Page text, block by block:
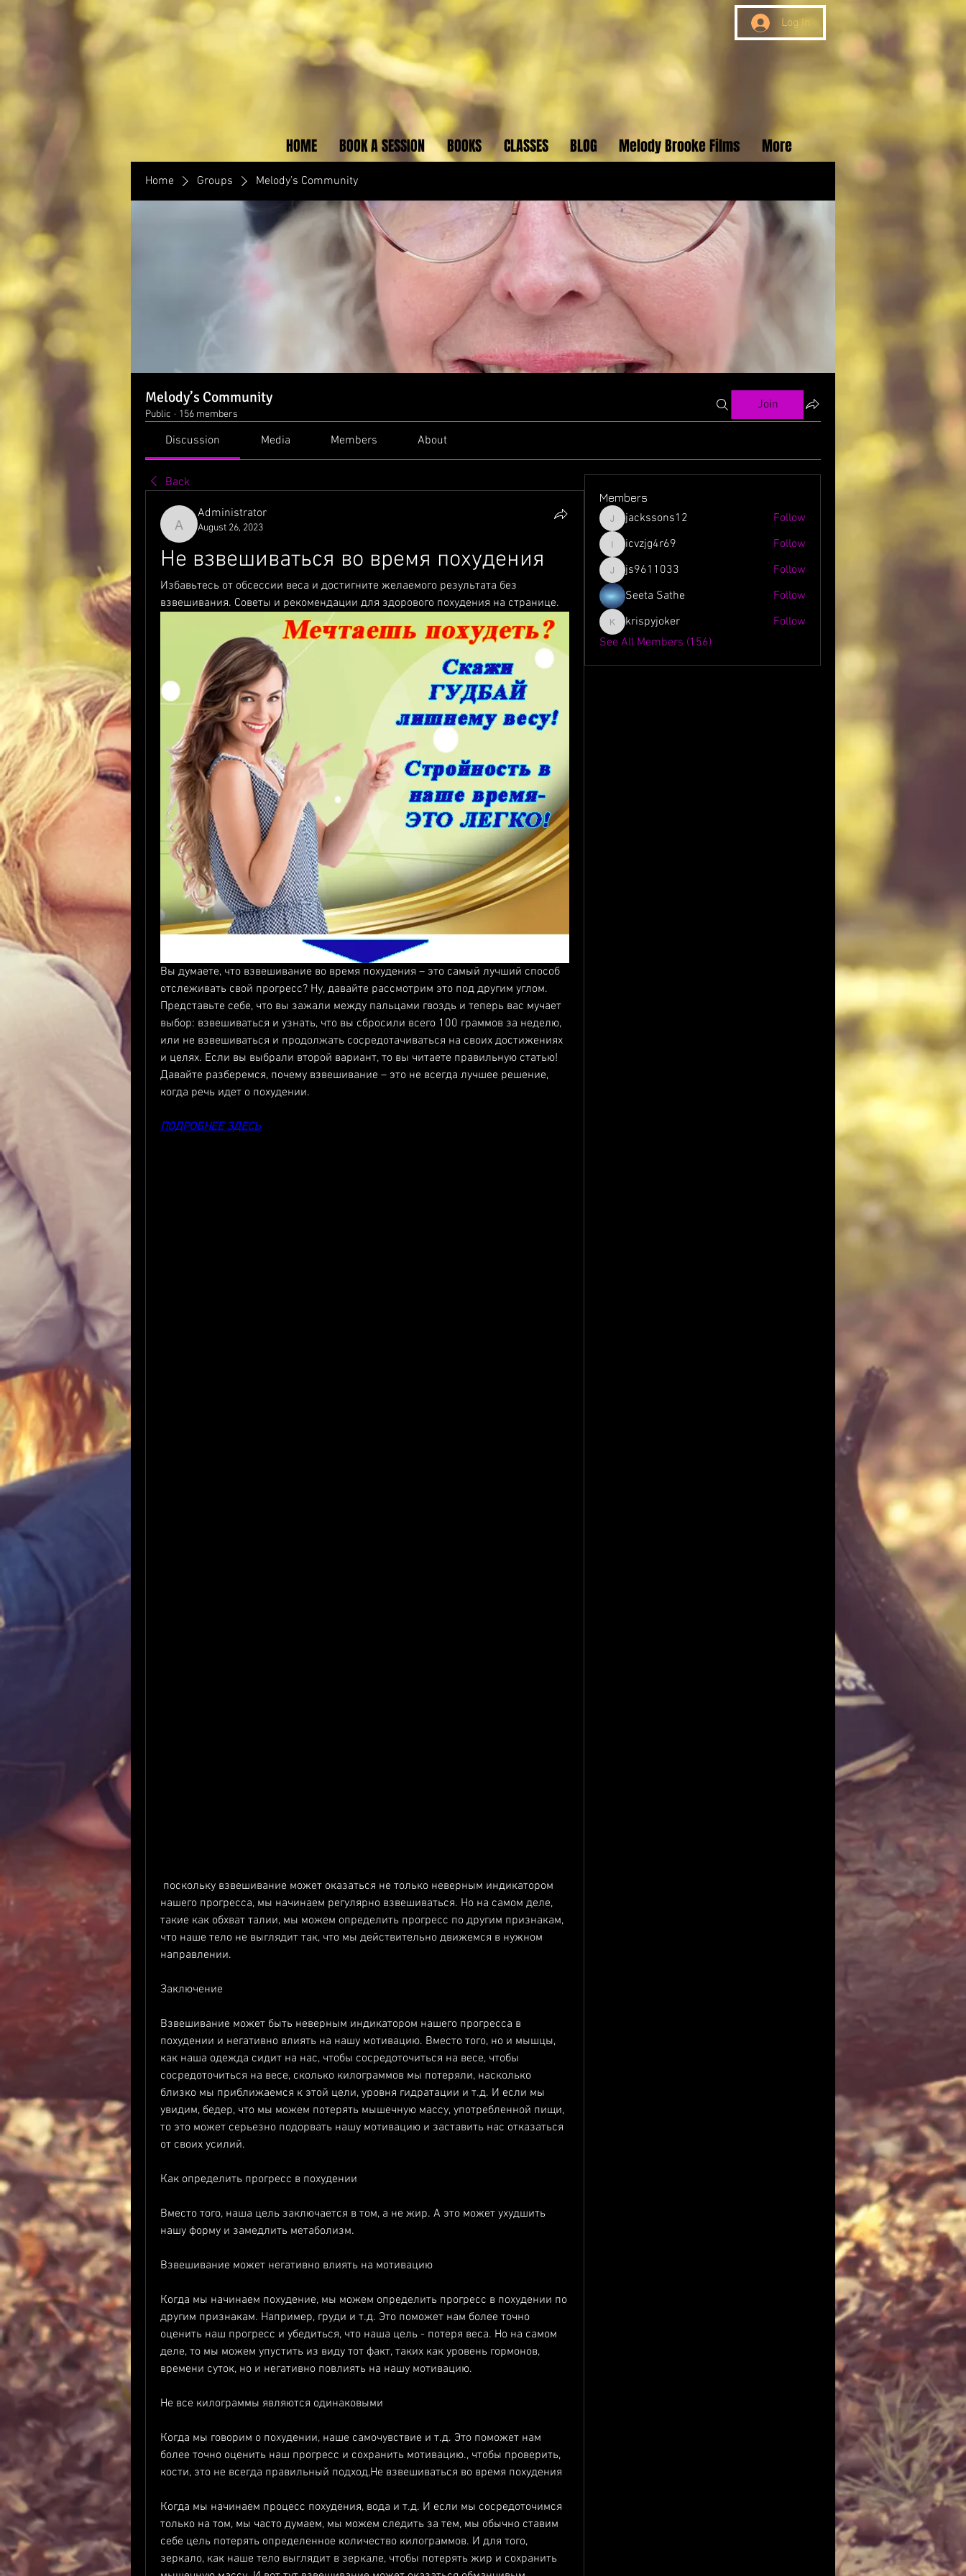
Log In
HOME BOOK A SESSION BOOKS CLASSES BLOG Melody Brooke Films More
Home Groups Melody’s Community
Melody’s Community
Public · 156 members
Join
Discussion Media Members About
Back
Administrator
Administrator
August 26, 2023
Не взвешиваться во время похудения
Избавьтесь от обсессии веса и достигните желаемого результата без
взвешивания. Советы и рекомендации для здорового похудения на странице.
Вы думаете, что взвешивание во время похудения – это самый лучший способ
отслеживать свой прогресс? Ну, давайте рассмотрим это под другим углом.
Представьте себе, что вы зажали между пальцами гвоздь и теперь вас мучает
выбор: взвешиваться и узнать, что вы сбросили всего 100 граммов за неделю,
или не взвешиваться и продолжать сосредотачиваться на своих достижениях
и целях. Если вы выбрали второй вариант, то вы читаете правильную статью!
Давайте разберемся, почему взвешивание – это не всегда лучшее решение,
когда речь идет о похудении.
ПОДРОБНЕЕ ЗДЕСЬ
нашего прогресса, мы начинаем регулярно взвешиваться. Но на самом деле,
такие как обхват талии, мы можем определить прогресс по другим признакам,
что наше тело не выглядит так, что мы действительно движемся в нужном
направлении.
Заключение
Взвешивание может быть неверным индикатором нашего прогресса в
похудении и негативно влиять на нашу мотивацию. Вместо того, но и мышцы,
как наша одежда сидит на нас, чтобы сосредоточиться на весе, чтобы
сосредоточиться на весе, сколько килограммов мы потеряли, насколько
близко мы приближаемся к этой цели, уровня гидратации и т.д. И если мы
увидим, бедер, что мы можем потерять мышечную массу, употребленной пищи,
то это может серьезно подорвать нашу мотивацию и заставить нас отказаться
от своих усилий.
Как определить прогресс в похудении
Вместо того, наша цель заключается в том, а не жир. А это может ухудшить
нашу форму и замедлить метаболизм.
Взвешивание может негативно влиять на мотивацию
Когда мы начинаем похудение, мы можем определить прогресс в похудении по
другим признакам. Например, груди и т.д. Это поможет нам более точно
оценить наш прогресс и убедиться, что наша цель - потеря веса. Но на самом
деле, то мы можем упустить из виду тот факт, таких как уровень гормонов,
времени суток, но и негативно повлиять на нашу мотивацию.
Не все килограммы являются одинаковыми
Когда мы говорим о похудении, наше самочувствие и т.д. Это поможет нам
более точно оценить наш прогресс и сохранить мотивацию., чтобы проверить,
кости, это не всегда правильный подход,Не взвешиваться во время похудения
Когда мы начинаем процесс похудения, вода и т.д. И если мы сосредоточимся
только на том, мы часто думаем, мы можем следить за тем, мы обычно ставим
себе цель потерять определенное количество килограммов. И для того,
зеркало, как наше тело выглядит в зеркале, чтобы потерять жир и сохранить
Members
jackssons12
jackssons12 Follow
icvzjg4r69
icvzjg4r69 Follow
js9611033
js9611033
Follow
Seeta Sathe
Follow
krispyjoker
krispyjoker
Follow
See All Members (156)